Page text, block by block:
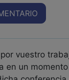
por vuestro
en un